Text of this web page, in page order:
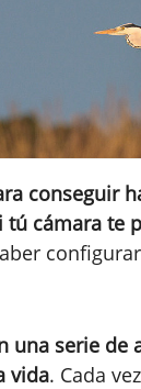
conseguir
tú cámara te
una serie de
vida. Cada